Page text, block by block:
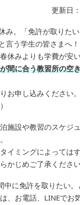
更新日
み。「免許が取りた
言う学生の皆さまへ！
休みよりも学費が安
間に合う教習所の空
お申し込みください
施設や教習のスケジ
イミングによっては
かじめご了承ください
中に免許を取りたい
、お電話、LINEでお